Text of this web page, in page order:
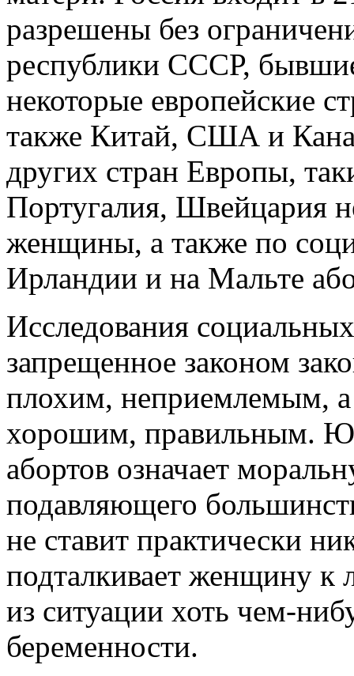
разрешены без
республики СССР,
некоторые европейские
также Китай, США и
других стран Европы,
Португалия, Швейцария
женщины, а также по
Ирландии и на Мальте
Исследования
запрещенное законом
плохим, неприемлемым,
хорошим, правильным.
абортов означает
подавляющего
не ставит практически
подталкивает женщину к
из ситуации хоть чем-
беременности.